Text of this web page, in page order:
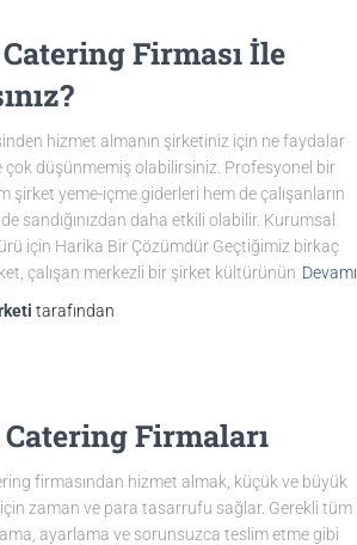
Firması İle
hizmet almanın şirketiniz için ne faydalar
çok düşünmemiş olabilirsiniz. Profesyonel bir
şirket yeme-içme giderleri hem de çalışanların
sandığınızdan daha etkili olabilir. Kurumsal
için Harika Bir Çözümdür Geçtiğimiz birkaç
çalışan merkezli bir şirket kültürünün Devamı
tarafından
Firmaları
firmasından hizmet almak, küçük ve büyük
zaman ve para tasarrufu sağlar. Gerekli tüm
ayarlama ve sorunsuzca teslim etme gibi